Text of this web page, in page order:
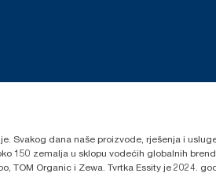
Svakog dana naše proizvode, rješenja i
150 zemalja u sklopu vodećih globalnih
TOM Organic i Zewa. Tvrtka Essity je 2024.